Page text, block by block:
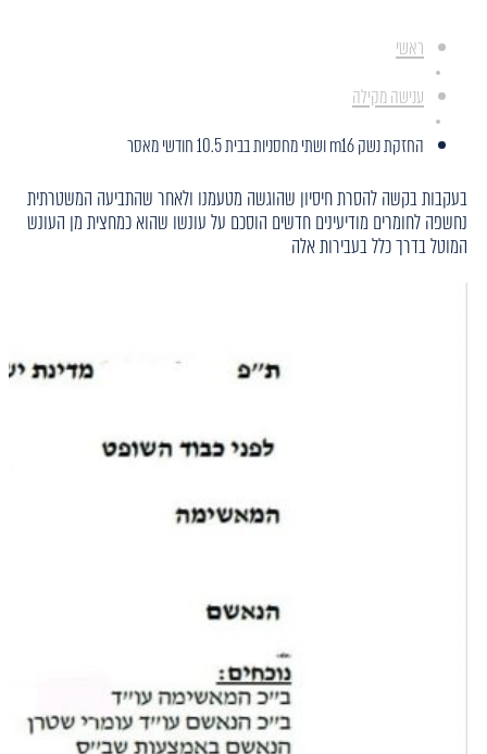
ראשי
ענישה מקילה
החזקת נשק m16 ושתי מחסניות בבית 10.5 חודשי מאסר
בעקבות בקשה להסרת חיסיון שהוגשה מטעמנו ולאחר שהתביעה המשטרתית
נחשפה לחומרים מודיעינים חדשים הוסכם על עונשו שהוא כמחצית מן העונש
המוטל בדרך כלל בעבירות אלה